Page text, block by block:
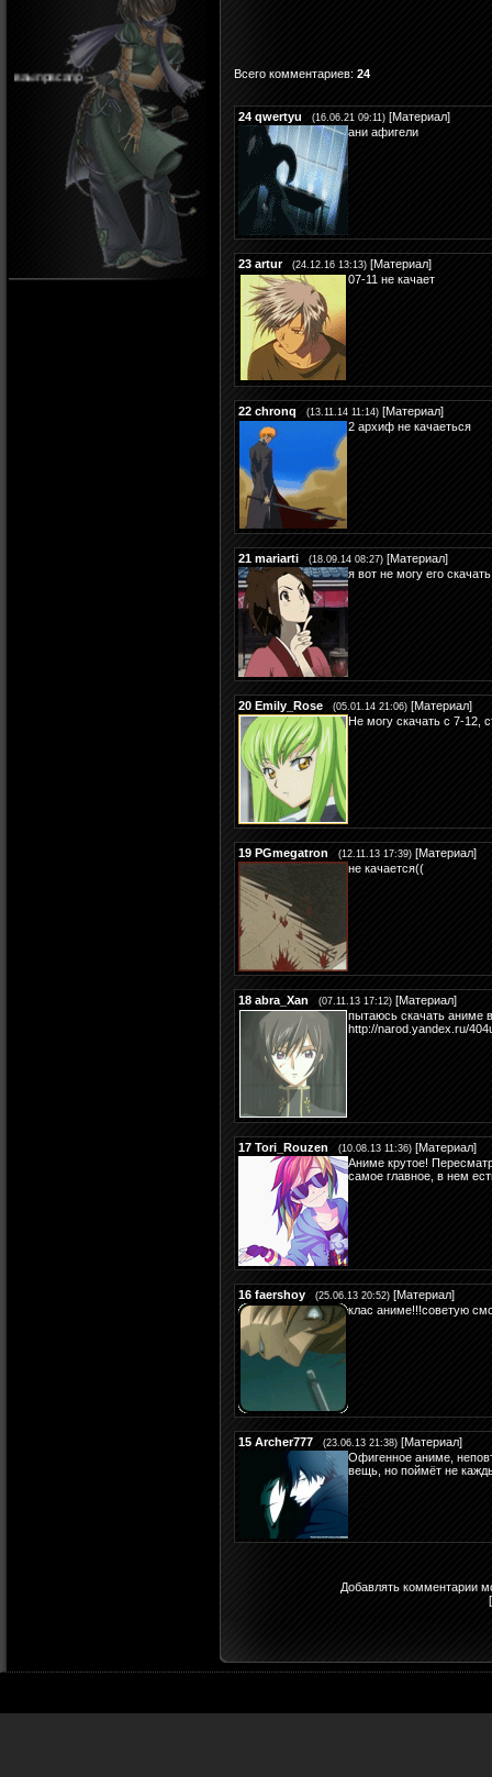
ваыпрвсапр
Всего комментариев: 24
24 qwertyu (16.06.21 09:11) [Материал]
ани афигели
23 artur (24.12.16 13:13) [Материал]
07-11 не качает
22 chronq (13.11.14 11:14) [Материал]
2 архиф не качаеться
21 mariarti (18.09.14 08:27) [Материал]
я вот не могу его
20 Emily_Rose (05.01.14 21:06) [Материал]
Не могу скачать с 7-12,
19 PGmegatron (12.11.13 17:39) [Материал]
не качается((
18 abra_Xan (07.11.13 17:12) [Материал]
пытаюсь скачать аниме
http://narod.yandex.ru/
17 Tori_Rouzen (10.08.13 11:36) [Материал]
Аниме крутое!
самое главное, в нем
16 faershoy (25.06.13 20:52) [Материал]
клас аниме!!!советую
15 Archer777 (23.06.13 21:38) [Материал]
Офигенное аниме,
вещь, но поймёт не
Добавлять комментарии